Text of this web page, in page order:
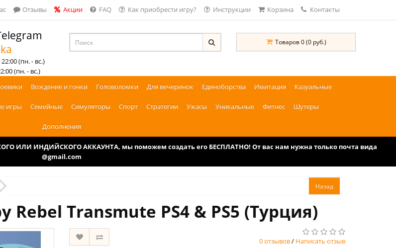
Отзывы Акции FAQ Как приобрести игру? Инструкции Корзина Контакты
(пн. - вс.)
(пн. - вс.)
Товаров 0 (0 руб.)
Вождение и гонки Головоломки Для вечеринок Единоборства Имитация Казуальные
игры Семейные Симуляторы Спорт Стратегии Ужасы Уникальные Фитнес Шутеры
Дополнения
ИЛИ ИНДИЙСКОГО АККАУНТА, мы поможем создать его БЕСПЛАТНО! От вас нам нужна только почта вида
@gmail.com
Rebel Transmute PS4 & PS5 (Турция)
0 отзывов/ Написать отзыв